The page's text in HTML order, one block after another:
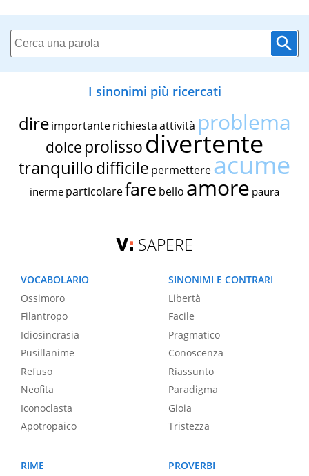
I sinonimi più ricercati
dire importante richiestaattività problema
dolce prolissodivertente
tranquillodifficile permettereacume
inerme particolarefare bello amore paura
SAPERE
VOCABOLARIO
Ossimoro
Filantropo
Idiosincrasia
Pusillanime
Refuso
Neofita
Iconoclasta
Apotropaico
SINONIMI E CONTRARI
Libertà
Facile
Pragmatico
Conoscenza
Riassunto
Paradigma
Gioia
Tristezza
RIME
PROVERBI